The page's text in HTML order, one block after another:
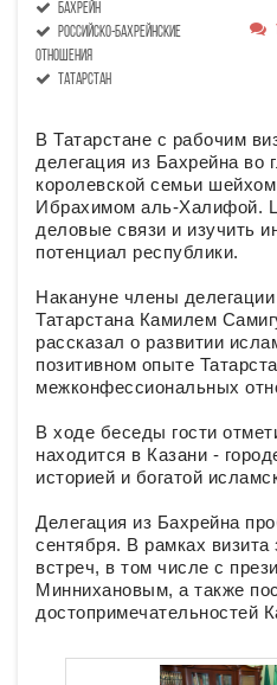
бахрейн
российско-бахрейнские
отношения
Татарстан
1
В Татарстане с рабочим
делегация из Бахрейна во
королевской семьи
Ибрахимом аль-Халифой.
деловые связи и изучить
потенциал республики.
Накануне члены
Татарстана Камилем
рассказал о развитии
позитивном опыте
межконфессиональных
В ходе беседы гости
находится в Казани -
историей и богатой
Делегация из Бахрейна
сентября. В рамках визита
встреч, в том числе с
Миннихановым, а также
достопримечательностей